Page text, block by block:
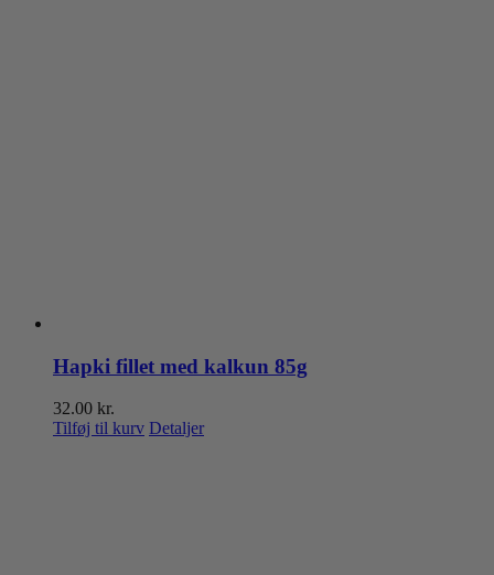
Hapki fillet med kalkun 85g
32.00 kr.
Tilføj til kurv Detaljer